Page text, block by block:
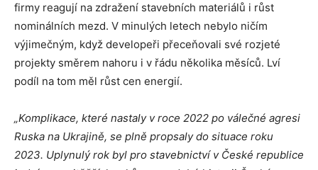
firmy reagují na zdražení stavebních materiálů i růst
nominálních mezd. V minulých letech nebylo ničím
výjimečným, když developeři přeceňovali své rozjeté
projekty směrem nahoru i v řádu několika měsíců. Lví
podíl na tom měl růst cen energií.
„Komplikace, které nastaly v roce 2022 po válečné agresi
Ruska na Ukrajině, se plně propsaly do situace roku
2023. Uplynulý rok byl pro stavebnictví v České republice